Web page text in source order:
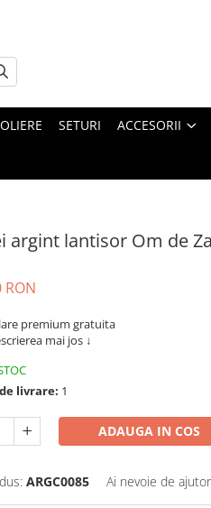
SETURI ACCESORII
argint lantisor Om de
RON
premium gratuita
mai jos ↓
livrare: 1
ADAUGA IN COS
ARGC0085 Ai nevoie de